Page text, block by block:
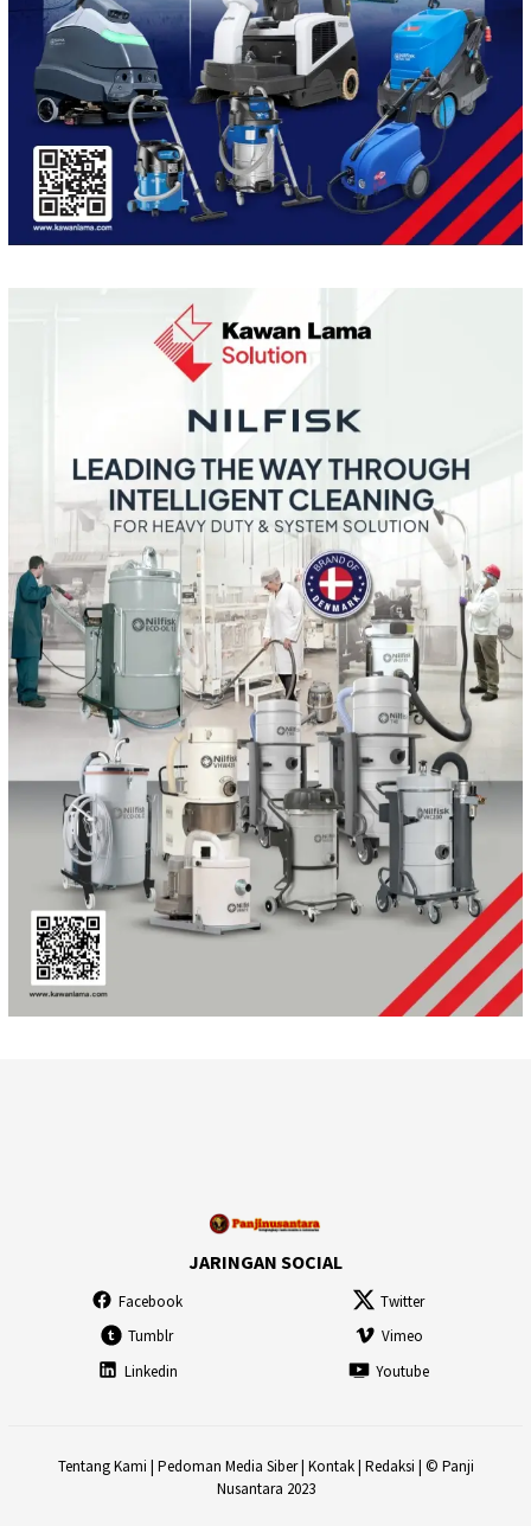
JARINGAN SOCIAL
Facebook
Twitter
Tumblr
Vimeo
Linkedin
Youtube
Tentang Kami | Pedoman Media Siber| Kontak| Redaksi | © Panji
Nusantara 2023